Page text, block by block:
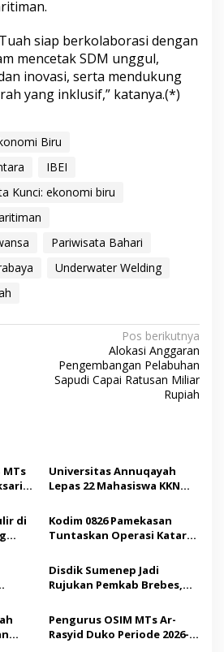
siap berkolaborasi dengan
mencetak SDM unggul,
inovasi, serta mendukung
yang inklusif,” katanya.(*)
Biru
IBEI
Kunci: ekonomi biru
Pariwisata Bahari
Underwater Welding
Pos berikutnya
Alokasi Anggaran
Pengembangan Pelabuhan
Sapudi Capai Ratusan Miliar
Rupiah
MTs
Universitas Annuqayah
Lepas 22 Mahasiswa KKN
Saudi
di
Kodim 0826 Pamekasan
Tuntaskan Operasi Katarak
Tindakan Medis
Disdik Sumenep Jadi
Rujukan Pemkab Brebes,
Pendidikan Berbasis
Budaya
Pengurus OSIM MTs Ar-
Rasyid Duko Periode 2026-